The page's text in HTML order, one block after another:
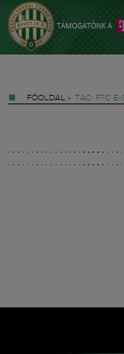
FŐOLDAL » TAG: FTC E-
Hírek